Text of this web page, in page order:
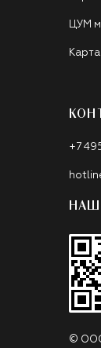
ЦУМ
+7
©